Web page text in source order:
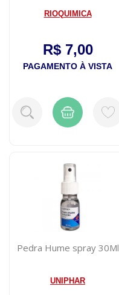
RIOQUIMICA
R$ 7,00
PAGAMENTO À VISTA
Pedra Hume spray 30Ml
UNIPHAR